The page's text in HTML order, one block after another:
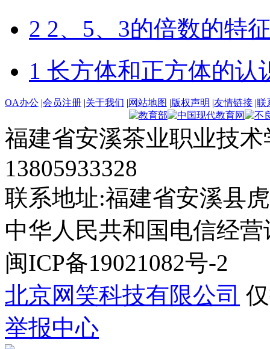
2 2、5、3的倍数的特
1 长方体和正方体的认
OA办公 |会员注册 |关于我们 |网站地图 |版权声明 |友情链接 |联
福建省安溪茶业职业技
13805933328
联系地址:福建省安溪县
中华人民共和国电信经营
闽ICP备19021082号-2
北京网笑科技有限公司
举报中心